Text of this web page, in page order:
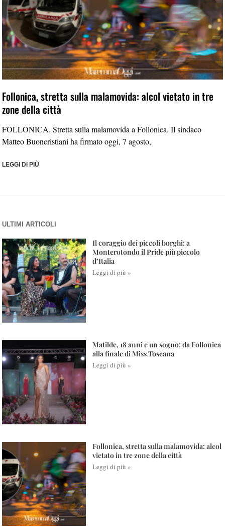
Follonica, stretta sulla malamovida: alcol vietato in tre
zone della città
FOLLONICA. Stretta sulla malamovida a Follonica. Il sindaco
Matteo Buoncristiani ha firmato oggi, 7 agosto,
LEGGI DI PIÙ
ULTIMI ARTICOLI
Il coraggio dei piccoli borghi: a
Monterotondo il Pride più piccolo
d’Italia
Leggi di più »
Matilde, 18 anni e un sogno: da Follonica
alla finale di Miss Toscana
Leggi di più »
Follonica, stretta sulla malamovida: alcol
vietato in tre zone della città
Leggi di più »